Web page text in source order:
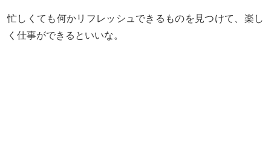
忙しくても何かリフレッシュできるものを見つけて、楽し
く仕事ができるといいな。